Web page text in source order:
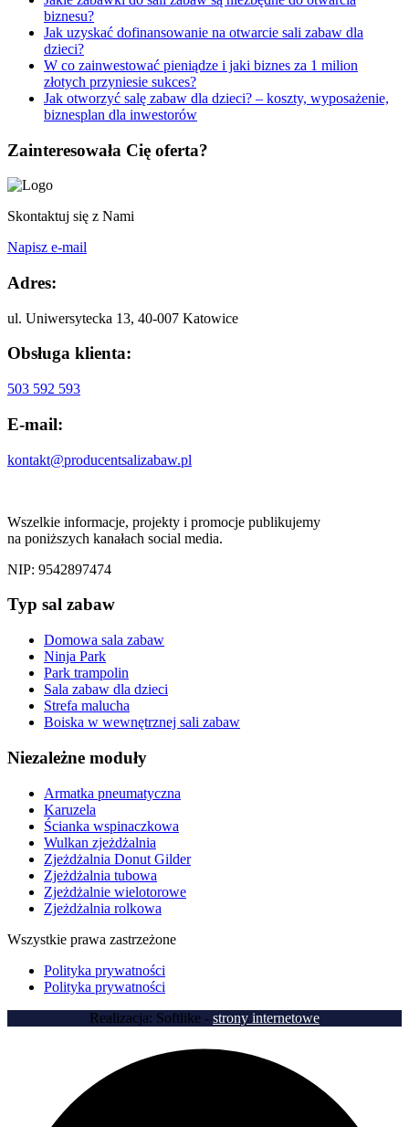
biznesu?
Jak uzyskać dofinansowanie na otwarcie sali zabaw dla
dzieci?
W co zainwestować pieniądze i jaki biznes za 1 milion
złotych przyniesie sukces?
Jak otworzyć salę zabaw dla dzieci? – koszty, wyposażenie,
biznesplan dla inwestorów
Zainteresowała Cię oferta?
Skontaktuj się z Nami
Napisz e-mail
Adres:
ul. Uniwersytecka 13, 40-007 Katowice
Obsługa klienta:
503 592 593
E-mail:
kontakt@producentsalizabaw.pl
Wszelkie informacje, projekty i promocje publikujemy
na poniższych kanałach social media.
NIP: 9542897474
Typ sal zabaw
Domowa sala zabaw
Ninja Park
Park trampolin
Sala zabaw dla dzieci
Strefa malucha
Boiska w wewnętrznej sali zabaw
Niezależne moduły
Armatka pneumatyczna
Karuzela
Ścianka wspinaczkowa
Wulkan zjeżdżalnia
Zjeżdżalnia Donut Gilder
Zjeżdżalnia tubowa
Zjeżdżalnie wielotorowe
Zjeżdżalnia rolkowa
Wszystkie prawa zastrzeżone
Polityka prywatności
Polityka prywatności
Realizacja: Softlike - strony internetowe